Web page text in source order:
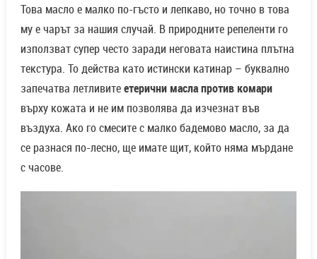
Това масло е малко по-гъсто и лепкаво, но точно в това
му е чарът за нашия случай. В природните репеленти го
използват супер често заради неговата наистина плътна
текстура. То действа като истински катинар – буквално
запечатва летливитеетерични масла против комари
върху кожата и не им позволява да изчезнат във
въздуха. Ако го смесите с малко бадемово масло, за да
се разнася по-лесно, ще имате щит, който няма мърдане
с часове.